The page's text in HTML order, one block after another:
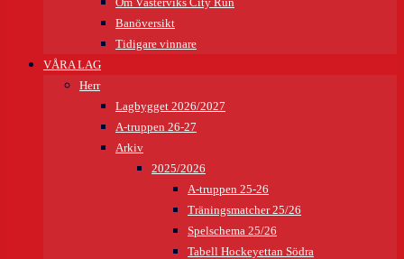
Banöversikt
Tidigare vinnare
VÅRA LAG
Herr
Lagbygget 2026/2027
A-truppen 26-27
Arkiv
2025/2026
A-truppen 25-26
Träningsmatcher 25/26
Spelschema 25/26
Tabell Hockeyettan Södra